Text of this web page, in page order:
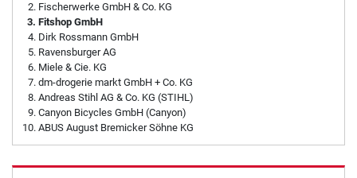
Fischerwerke GmbH & Co. KG
Fitshop GmbH
Dirk Rossmann GmbH
Ravensburger AG
Miele & Cie. KG
dm-drogerie markt GmbH + Co. KG
Andreas Stihl AG & Co. KG (STIHL)
Canyon Bicycles GmbH (Canyon)
ABUS August Bremicker Söhne KG